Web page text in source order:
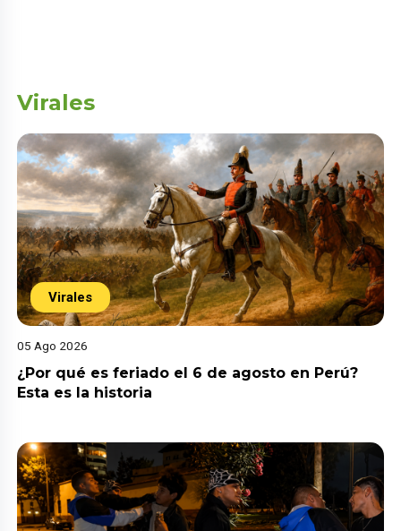
Virales
Virales
05 Ago 2026
¿Por qué es feriado el 6 de agosto en Perú?
Esta es la historia